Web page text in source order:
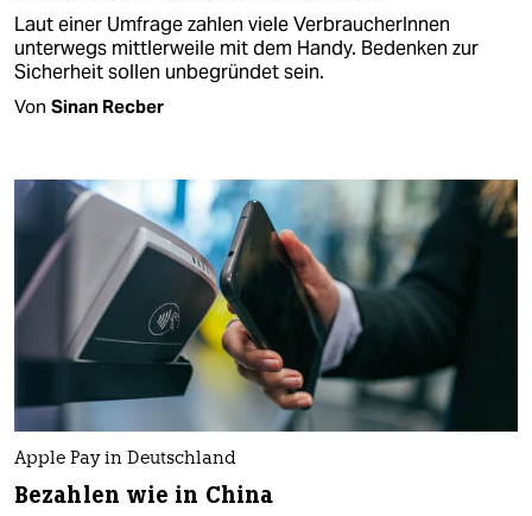
Laut einer Umfrage zahlen viele VerbraucherInnen
unterwegs mittlerweile mit dem Handy. Bedenken zur
Sicherheit sollen unbegründet sein.
Von Sinan Recber
Apple Pay in Deutschland
Bezahlen wie in China